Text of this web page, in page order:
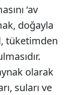
‘av
doğayla
tüketimden
olarak
suları ve